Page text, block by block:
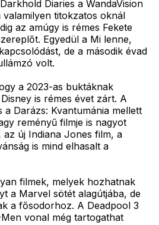
Diaries a WandaVision
titokzatos oknál
az amúgy is rémes Fekete
Egyedül a Mi lenne,
de a második évad
volt.
a 2023-as buktáknak
is rémes évet zárt. A
a Darázs: Kvantumánia mellett
reményű filmje is nagyot
új Indiana Jones film, a
is mind elhasalt a
filmek, melyek hozhatnak
a Marvel sötét alagútjába, de
a fősodorhoz. A Deadpool 3
vonal még tartogathat